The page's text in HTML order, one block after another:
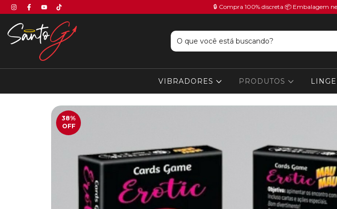
🔒 Compra 100% discreta 📦 Embalagem
VIBRADORES PRODUTOS
38%
OFF